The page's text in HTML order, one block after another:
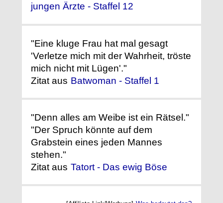
jungen Ärzte - Staffel 12
"Eine kluge Frau hat mal gesagt
'Verletze mich mit der Wahrheit, tröste
mich nicht mit Lügen'."
Zitat aus Batwoman - Staffel 1
"Denn alles am Weibe ist ein Rätsel."
"Der Spruch könnte auf dem
Grabstein eines jeden Mannes
stehen."
Zitat aus Tatort - Das ewig Böse